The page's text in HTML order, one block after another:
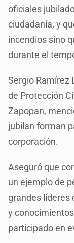
oficiales
ciudadanía, y
incendios sino
durante el
Sergio Ramírez
de Protección
Zapopan,
jubilan forman
corporación.
Aseguró que
un ejemplo de
grandes líderes
y
participado en